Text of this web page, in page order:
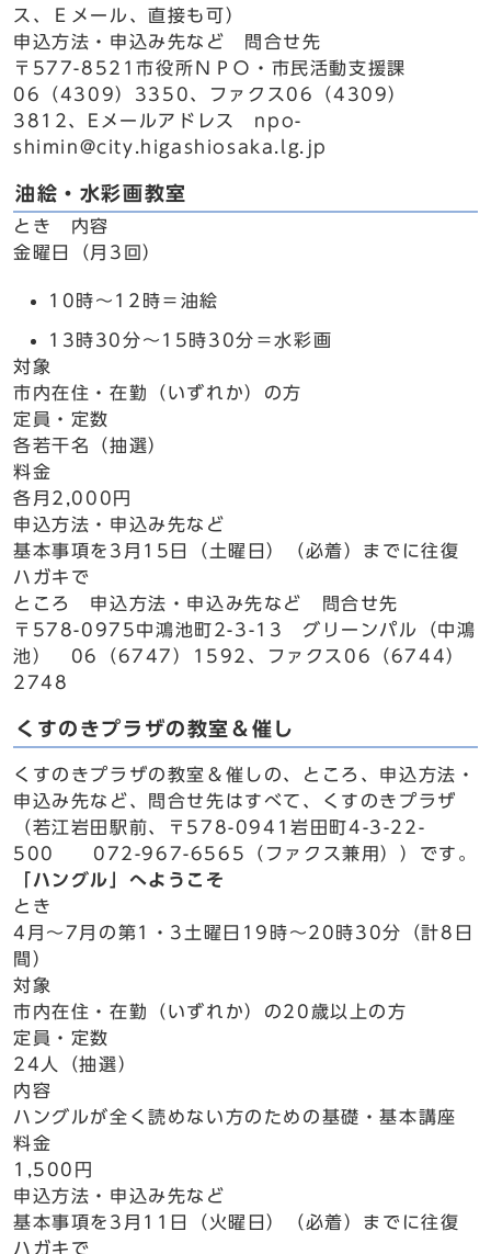
ス、Ｅメール、直接も可）
申込方法・申込み先など 問合せ先
〒577-8521市役所ＮＰＯ・市民活動支援課
06（4309）3350、ファクス06（4309）
3812、Eメールアドレス npo-
shimin@city.higashiosaka.lg.jp
油絵・水彩画教室
とき 内容
金曜日（月3回）
10時～12時＝油絵
13時30分～15時30分＝水彩画
対象
市内在住・在勤（いずれか）の方
定員・定数
各若干名（抽選）
料金
各月2,000円
申込方法・申込み先など
基本事項を3月15日（土曜日）（必着）までに往復
ハガキで
ところ 申込方法・申込み先など 問合せ先
〒578-0975中鴻池町2-3-13 グリーンパル（中鴻
池） 06（6747）1592、ファクス06（6744）
2748
くすのきプラザの教室＆催し
くすのきプラザの教室＆催しの、ところ、申込方法・
申込み先など、問合せ先はすべて、くすのきプラザ
（若江岩田駅前、〒578-0941岩田町4-3-22-
500 072-967-6565（ファクス兼用））です。
「ハングル」へようこそ
とき
4月～7月の第1・3土曜日19時～20時30分（計8日
間）
対象
市内在住・在勤（いずれか）の20歳以上の方
定員・定数
24人（抽選）
内容
ハングルが全く読めない方のための基礎・基本講座
料金
1,500円
申込方法・申込み先など
基本事項を3月11日（火曜日）（必着）までに往復
ハガキで